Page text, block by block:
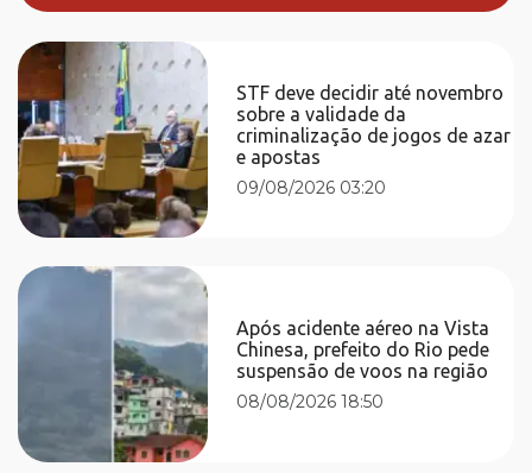
STF deve decidir até novembro
sobre a validade da
criminalização de jogos de azar
e apostas
09/08/2026 03:20
Após acidente aéreo na Vista
Chinesa, prefeito do Rio pede
suspensão de voos na região
08/08/2026 18:50